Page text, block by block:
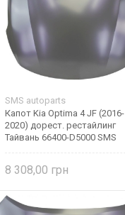
SMS autoparts
Капот Kia Optima 4 JF (2016-
2020) дорест. рестайлинг
Тайвань 66400-D5000 SMS
8 308,00